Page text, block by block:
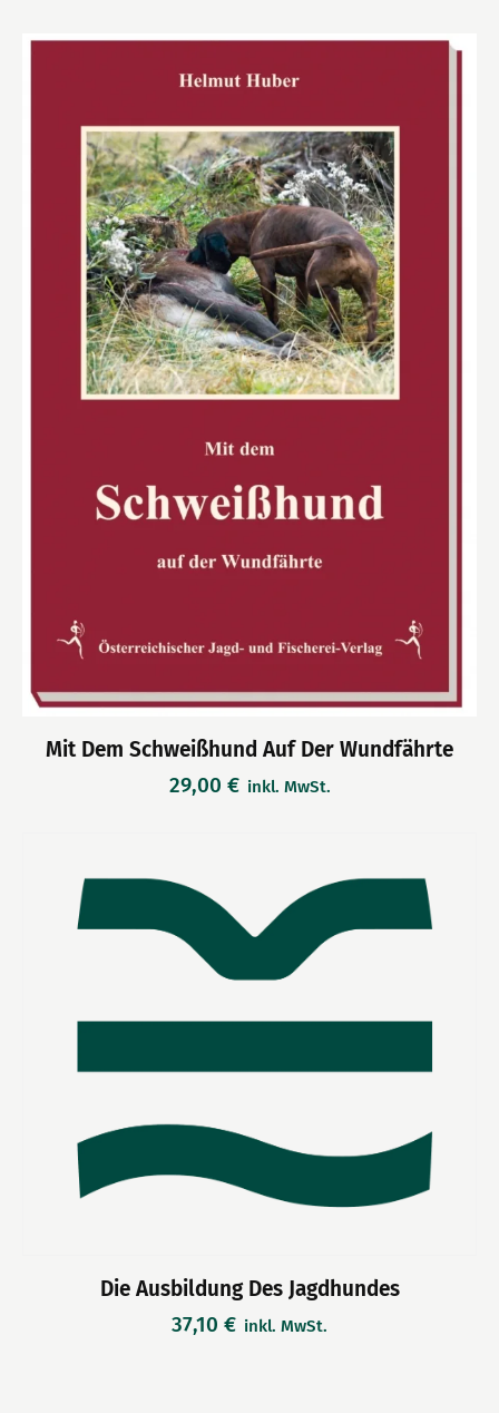
Mit Dem Schweißhund Auf Der Wundfährte
29,00 € inkl. MwSt.
Die Ausbildung Des Jagdhundes
37,10 € inkl. MwSt.